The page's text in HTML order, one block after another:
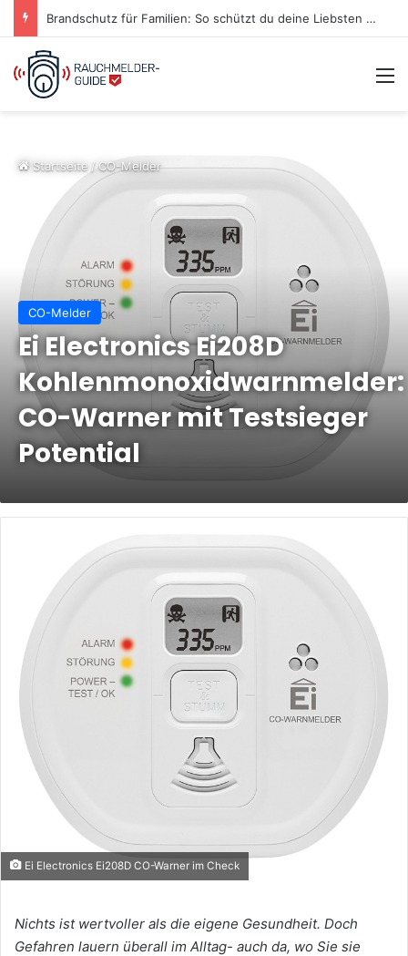
Brandschutz für Familien: So schützt du deine Liebsten im Notfall
Startseite/CO-Melder
CO-Melder
Ei Electronics Ei208D
Kohlenmonoxidwarnmelder:
CO-Warner mit Testsieger
Potential
Ei Electronics Ei208D CO-Warner im Check
Nichts ist wertvoller als die eigene Gesundheit. Doch
Gefahren lauern überall im Alltag- auch da, wo Sie sie